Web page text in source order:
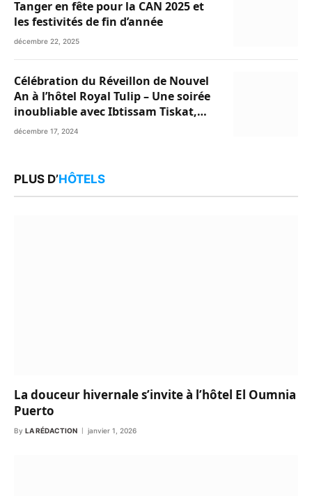
Tanger en fête pour la CAN 2025 et
les festivités de fin d’année
décembre 22, 2025
Célébration du Réveillon de Nouvel
An à l’hôtel Royal Tulip – Une soirée
inoubliable avec Ibtissam Tiskat,
Oussama Abdedaim et Abdelwahed
décembre 17, 2024
PLUS D’HÔTELS
La douceur hivernale s’invite à l’hôtel El Oumnia
Puerto
By LA RÉDACTION janvier 1, 2026